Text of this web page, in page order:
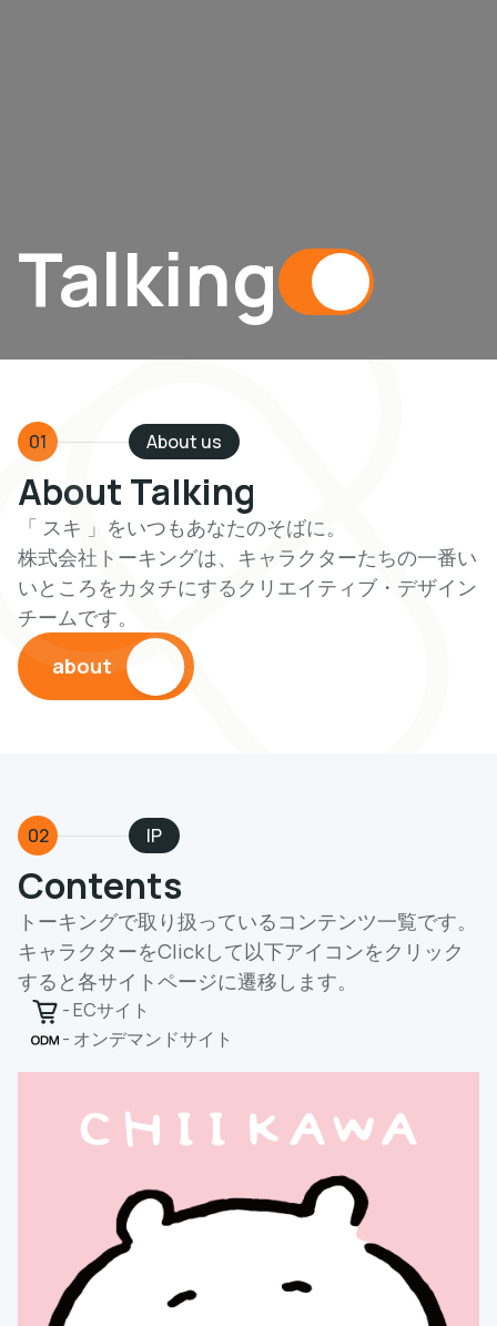
Talking
01 About us
About Talking
「 スキ 」をいつもあなたのそばに。
株式会社トーキングは、キャラクターたちの一番い
いところをカタチにするクリエイティブ・デザイン
チームです。
about
02 IP
Contents
トーキングで取り扱っているコンテンツ一覧です。
キャラクターをClickして以下アイコンをクリック
すると各サイトページに遷移します。
- ECサイト
- オンデマンドサイト